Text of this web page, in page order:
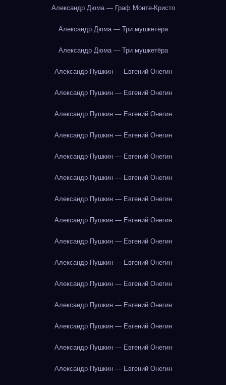
Александр Дюма — Граф Монте-Кристо
Александр Дюма — Три мушкетёра
Александр Дюма — Три мушкетёра
Александр Пушкин — Евгений Онегин
Александр Пушкин — Евгений Онегин
Александр Пушкин — Евгений Онегин
Александр Пушкин — Евгений Онегин
Александр Пушкин — Евгений Онегин
Александр Пушкин — Евгений Онегин
Александр Пушкин — Евгений Онегин
Александр Пушкин — Евгений Онегин
Александр Пушкин — Евгений Онегин
Александр Пушкин — Евгений Онегин
Александр Пушкин — Евгений Онегин
Александр Пушкин — Евгений Онегин
Александр Пушкин — Евгений Онегин
Александр Пушкин — Евгений Онегин
Александр Пушкин — Евгений Онегин